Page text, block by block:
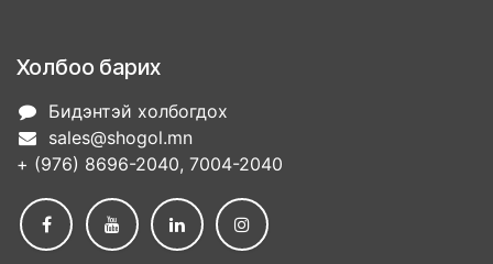
Холбоо барих
Бидэнтэй холбогдох
sales@shogol.mn
+ (976) 8696-2040, 7004-2040